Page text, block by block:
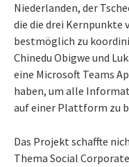
Niederlanden, der
die die drei Kernpunkte
bestmöglich zu
Chinedu Obigwe und
eine Microsoft Teams
haben, um alle
auf einer Plattform zu
Das Projekt schaffte
Thema Social